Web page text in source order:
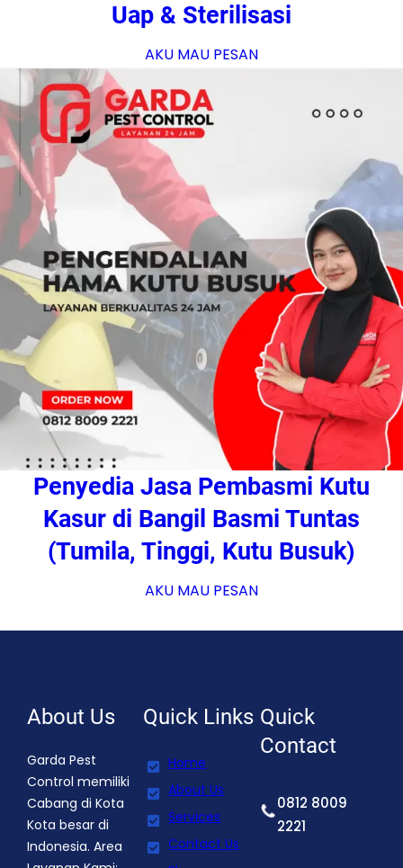
Uap & Sterilisasi
AKU MAU PESAN
Penyedia Jasa Pembasmi Kutu
Kasur di Bangil Basmi Tuntas
(Tumila, Tinggi, Kutu Busuk)
AKU MAU PESAN
About Us
Garda Pest
Control memiliki
Cabang di Kota
Kota besar di
Indonesia. Area
Quick Links
Home
About Us
Services
Contact Us
Quick
Contact
0812 8009
2221